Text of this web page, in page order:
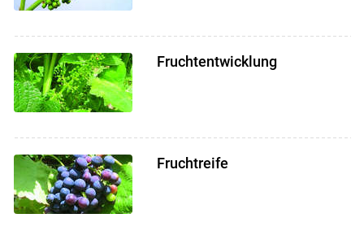
Fruchtentwicklung
Fruchtreife